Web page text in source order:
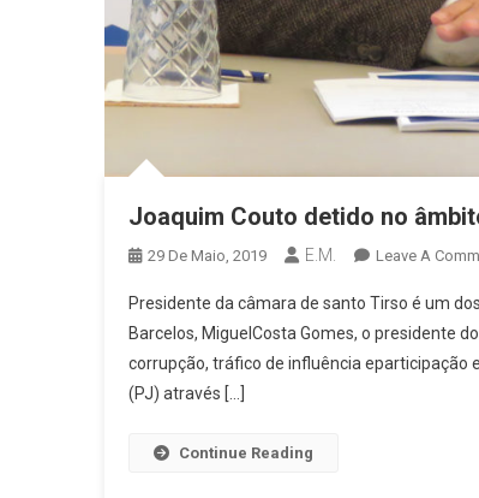
Joaquim Couto detido no
29 De Maio, 2019 E.M. Leave A
Presidente da câmara de santo Tirso é um
Barcelos, MiguelCosta Gomes, o presidente
corrupção, tráfico de influência eparticipação
(PJ) através […]
Continue Reading